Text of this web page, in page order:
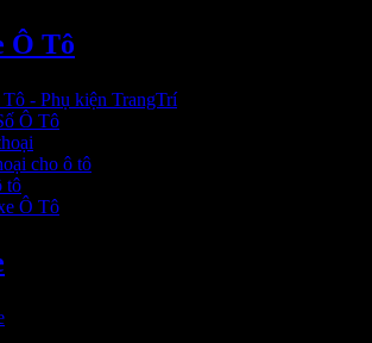
Ô Tô
- Phụ kiện TrangTrí
Ô Tô
cho ô tô
tô
Ô Tô